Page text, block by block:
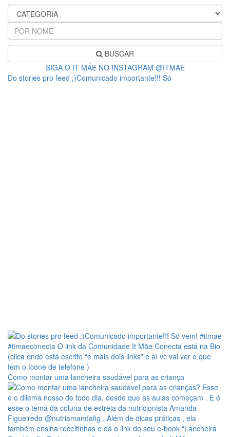
BUSCAR
SIGA O IT MÃE NO INSTAGRAM @ITMAE
Do stories pro feed ;)Comunicado importante!!! Só
Como montar uma lancheira saudável para as criança